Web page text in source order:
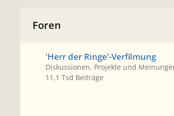
Foren
'Herr der Ringe'-Verfilmung
Diskussionen, Projekte und
11,1 Tsd Beiträge